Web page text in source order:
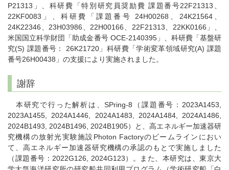
P21313」、科研費「特別研究員奨励費 課題番号22F21313、
22KF0083」、科研費「課題番号 24H00268、24K21564、
24K22346、23H03986、22H00166、22F21313、22KK0166」、
米国国立科学財団「助成金番号 OCE-2140395」、科研費「基盤研
究(S) 課題番号： 26K21720」科研費「学術変革領域研究(A) 課題
番号26H00438」の支援により実施されました。
謝辞
本研究で行った解析は、SPring-8（課題番号：2023A1453,
2023A1455, 2024A1446, 2024A1483, 2024A1484, 2024A1486,
2024B1493, 2024B1496, 2024B1905）と、高エネルギー加速器研
究機構の放射光実験施設Photon Factoryのビームラインにおい
て、高エネルギー加速器研究機構の承認のもとで実施しました
（課題番号：2022G126, 2024G123）。また、本研究は、東京大